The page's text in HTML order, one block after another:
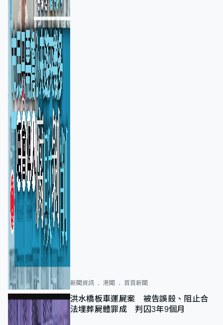
新聞資訊 港聞 首頁新聞
洪水橋板車運屍案 被告誤殺、阻止合
法埋葬屍體罪成 判囚3年9個月